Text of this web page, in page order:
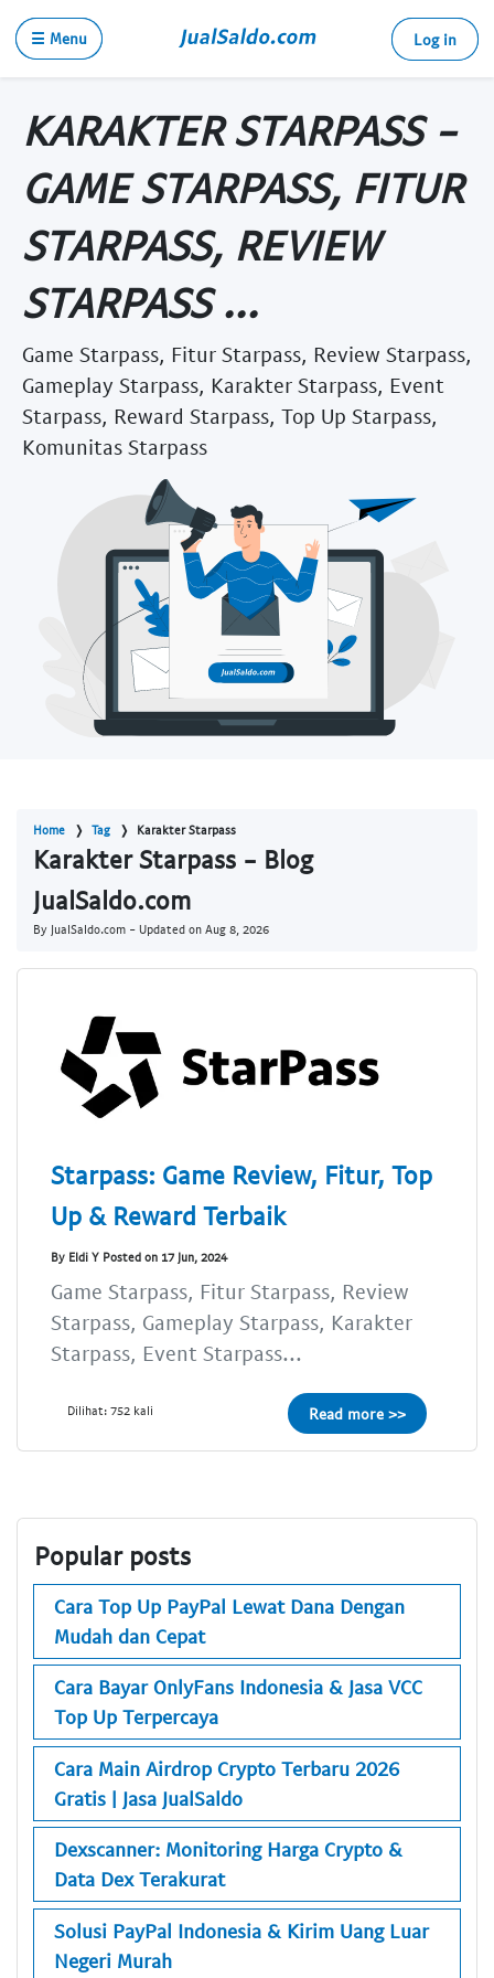
☰ Menu Log in
KARAKTER STARPASS -
GAME STARPASS, FITUR
STARPASS, REVIEW
STARPASS ...
Game Starpass, Fitur Starpass, Review Starpass,
Gameplay Starpass, Karakter Starpass, Event
Starpass, Reward Starpass, Top Up Starpass,
Komunitas Starpass
Home Tag Karakter Starpass
Karakter Starpass - Blog
JualSaldo.com
By JualSaldo.com - Updated on Aug 8, 2026
Starpass: Game Review, Fitur, Top
Up & Reward Terbaik
By Eldi Y Posted on 17 Jun, 2024
Game Starpass, Fitur Starpass, Review
Starpass, Gameplay Starpass, Karakter
Starpass, Event Starpass...
Dilihat: 752 kali Read more >>
Popular posts
Cara Top Up PayPal Lewat Dana Dengan
Mudah dan Cepat
Cara Bayar OnlyFans Indonesia & Jasa VCC
Top Up Terpercaya
Cara Main Airdrop Crypto Terbaru 2026
Gratis | Jasa JualSaldo
Dexscanner: Monitoring Harga Crypto &
Data Dex Terakurat
Solusi PayPal Indonesia & Kirim Uang Luar
Negeri Murah